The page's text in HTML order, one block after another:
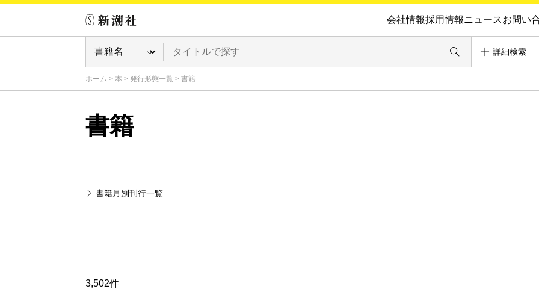
会社情報採用情報ニュースお問い
詳細検索
ホーム > 本 > 発行形態一覧 > 書籍
書籍
書籍月別刊行一覧
3,502件